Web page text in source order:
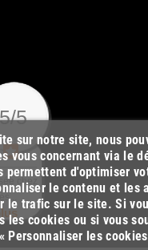
sur notre site, nous
vous concernant via le
permettent d'optimiser
le contenu et les
le trafic sur le site. Si
les cookies ou si vous
Personnaliser les
5
chez